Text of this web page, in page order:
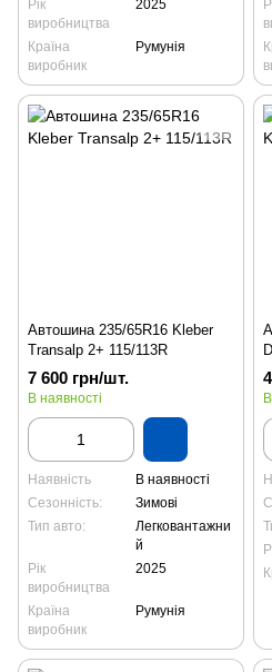
Рік
виробництва
2025
Країна
виробник
Румунія
Автошина 235/65R16 Kleber
Transalp 2+ 115/113R
7 600 грн/шт.
В наявності
Наявність
В наявності
Сезонність:
Зимові
Тип авто:
Легковантажни
й
Рік
виробництва
2025
Країна
виробник
Румунія